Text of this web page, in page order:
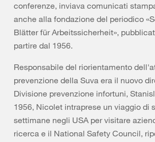
conferenze, inviava comunicati
anche alla fondazione del periodico
Blätter für Arbeitssicherheit»,
partire dal 1956.
Responsabile del riorientamento
prevenzione della Suva era il nuovo
Divisione prevenzione infortuni,
1956, Nicolet intraprese un viaggio di
settimane negli USA per visitare
ricerca e il National Safety Council,